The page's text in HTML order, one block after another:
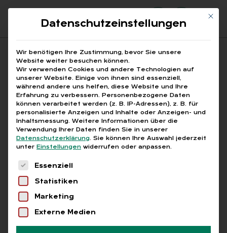
Suchfeld
Suchen
Breadcrumb-Navigation
STARTSEITE BUNDESGESUNDHEITSMINISTERIUM
Alle Bei­trä­ge mit dem
Schlag­wort „Bun­des­ge­
sund­heits­mi­nis­te­ri­um“
Alle Free Abo L+G +
Mit
Datenschutzeinstellungen
Wir benötigen Ihre Zustimmung, bevor Sie unsere
Website weiter besuchen können.
Wir verwenden Cookies und andere Technologien auf
unserer Website. Einige von ihnen sind essenziell,
während andere uns helfen, diese Website und Ihre
Erfahrung zu verbessern. Personenbezogene Daten
können verarbeitet werden (z. B. IP-Adressen), z. B. für
personalisierte Anzeigen und Inhalte oder Anzeigen- und
Inhaltsmessung. Weitere Informationen über die
Verwendung Ihrer Daten finden Sie in unserer
Datenschutzerklärung. Sie können Ihre Auswahl jederzeit
unter Einstellungen widerrufen oder anpassen.
Es folgt eine Liste der Service-Gruppen, für
Essenziell
Statistiken
Marketing
Externe Medien